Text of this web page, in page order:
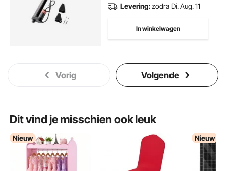
Levering:zodra Di. Aug. 11
In winkelwagen
Vorig Volgende
Dit vind je misschien ook leuk
Nieuw Nieuw